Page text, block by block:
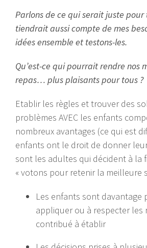
Parlons de ce qui serait juste
tiendrait aussi compte de mes
idées ensemble et testons-les.
Qu’est-ce qui pourrait rendre nos
repas… plus plaisants pour tous ?
Etablir les règles et trouver des
problèmes AVEC les enfants
nombreux avantages (ce qui est
enfants ont le droit de donner
sont les adultes qui décident à la
« votons pour retenir la meilleure
Les enfants sont davantage
appliquer ou à respecter les
contribué à établir